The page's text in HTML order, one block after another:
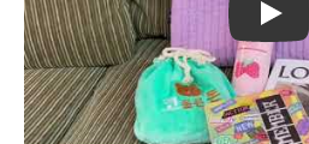
Play